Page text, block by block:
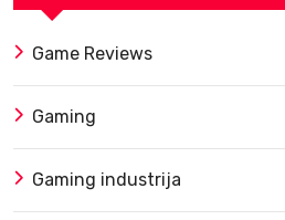
Game Reviews
Gaming
Gaming industrija